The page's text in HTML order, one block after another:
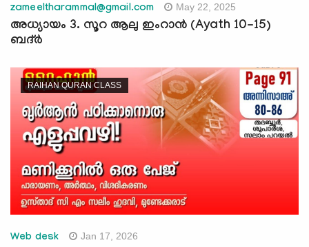
zameeltharammal@gmail.com May 22, 2025
അധ്യായം 3. സൂറ ആലു ഇംറാന്‍ (Ayath 10-15)
ബദ്ർ
RAIHAN QURAN CLASS
Web desk Jan 17, 2026